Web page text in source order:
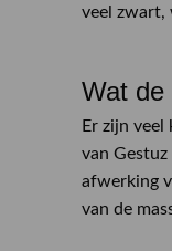
veel zwart,
Wat de
Er zijn
van
afwerking
van de